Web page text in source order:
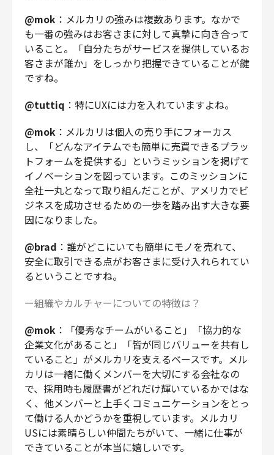
@mok ：メルカリの強みは複数あります。なかで
も一番の強みはお客さまに対して真摯に向き合って
いること。「自分たちがサービスを提供しているお
客さまが誰か」をしっかり把握できていることが鍵
ですね。
@tuttiq ：特にUXには力を入れていますよね。
@mok ：メルカリは個人の売り手にフォーカス
し、「どんなアイテムでも簡単に売買できるプラッ
トフォームを提供する」というミッションを掲げて
イノベーションを図っています。このミッションに
全社一丸となって取り組んだことが、アメリカでビ
ジネスを成功させるための一歩を踏み出す大きな要
因になりました。
@brad ：誰がどこにいても簡単にモノを売れて、
安全に取引できる点がお客さまに受け入れられてい
るということですね。
ー組織やカルチャーについての特徴は？
@mok ：「優秀なチームがいること」「協力的な
企業文化があること」「皆が同じバリューを共有し
ていること」がメルカリを支えるベースです。メル
カリは一緒に働くメンバーを大切にする会社なの
で、採用時も履歴書がどれだけ輝いているかではな
く、他メンバーと上手くコミュニケーションをとっ
て働ける人かどうかを重視しています。メルカリ
USには素晴らしい仲間たちがいて、一緒に仕事が
できていることが本当に嬉しいです。